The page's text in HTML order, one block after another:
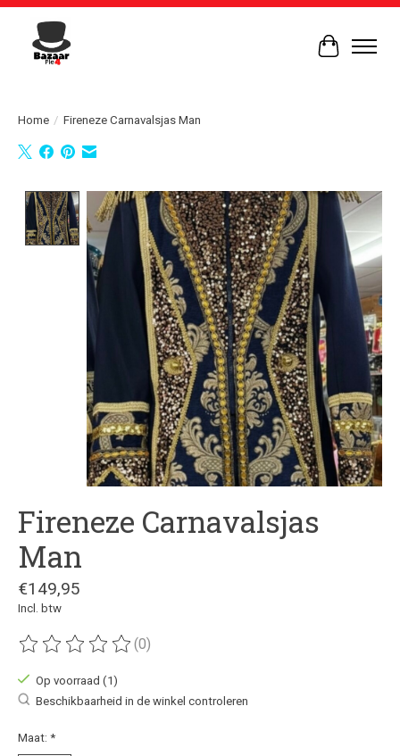
Home / Fireneze Carnavalsjas Man
Product image slideshow Items
Fireneze Carnavalsjas
Man
€149,95
Incl. btw
De beoordeling van dit product is
(0)
Op voorraad (1)
Beschikbaarheid in de winkel controleren
Maat: *